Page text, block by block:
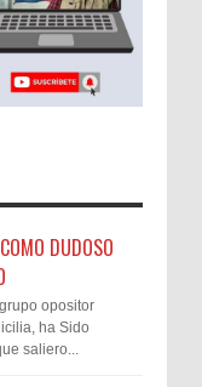
DUDOSO
opositor
ha Sido
saliero...